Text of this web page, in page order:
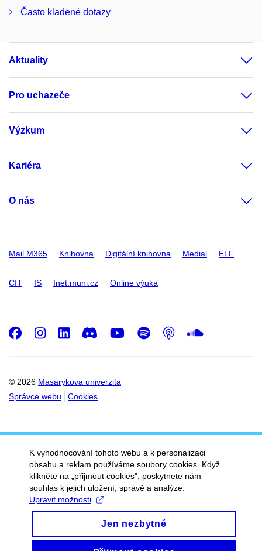
Často kladené dotazy
Aktuality
Pro uchazeče
Výzkum
Kariéra
O nás
Mail M365 Knihovna Digitální knihovna Medial ELF
CIT IS Inet.muni.cz Online výuka
© 2026 Masarykova univerzita
Správce webu
Cookies
Facebook
Instagram
LinkedIn
DiscordYoutube
Spotify
Podcast
K vyhodnocování tohoto webu a k personalizaci
obsahu a reklam používáme soubory cookies. Když
klikněte na „přijmout cookies", poskytnete nám
souhlas k jejich uložení, správě a analýze.
Upravit možnosti
Jen nezbytné